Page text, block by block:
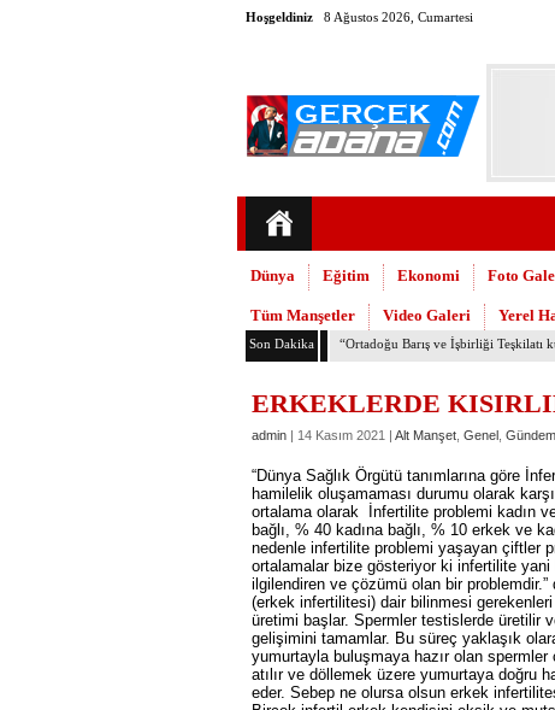
Hoşgeldiniz 8 Ağustos 2026, Cumartesi
Dünya Eğitim Ekonomi Foto
Tüm Manşetler Video Galeri Yerel
Son Dakika TMMOB Mimarlar Odası’ndan Adana
ERKEKLERDE
admin | 14 Kasım 2021 | Alt Manşet Genel Gündem
“Dünya Sağlık Örgütü tanımlarına göre
hamilelik oluşamaması durumu olarak
ortalama olarak İnfertilite problemi kadın
bağlı, % 40 kadına bağlı, % 10 erkek ve
nedenle infertilite problemi yaşayan çiftler
ortalamalar bize gösteriyor ki infertilite yani
ilgilendiren ve çözümü olan bir
(erkek infertilitesi) dair bilinmesi gerekenleri
üretimi başlar. Spermler testislerde üretilir
gelişimini tamamlar. Bu süreç yaklaşık
yumurtayla buluşmaya hazır olan spermler
atılır ve döllemek üzere yumurtaya doğru
eder. Sebep ne olursa olsun erkek